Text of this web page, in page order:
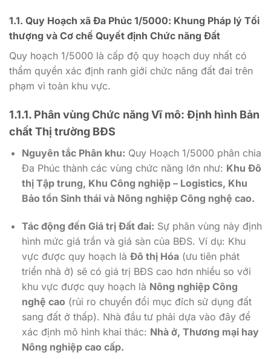
1.1. Quy Hoạch xã Đa Phúc 1/5000: Khung Pháp lý Tối
thượng và Cơ chế Quyết định Chức năng Đất
Quy hoạch 1/5000 là cấp độ quy hoạch duy nhất có
thẩm quyền xác định ranh giới chức năng đất đai trên
phạm vi toàn khu vực.
1.1.1. Phân vùng Chức năng Vĩ mô: Định hình Bản
chất Thị trường BĐS
Nguyên tắc Phân khu: Quy Hoạch 1/5000 phân chia
Đa Phúc thành các vùng chức năng lớn như: Khu Đô
thị Tập trung, Khu Công nghiệp – Logistics, Khu
Bảo tồn Sinh thái và Nông nghiệp Công nghệ cao.
Tác động đến Giá trị Đất đai: Sự phân vùng này định
hình mức giá trần và giá sàn của BĐS. Ví dụ: Khu
vực được quy hoạch là Đô thị Hóa(ưu tiên phát
triển nhà ở) sẽ có giá trị BĐS cao hơn nhiều so với
khu vực được quy hoạch là Nông nghiệp Công
nghệ cao (rủi ro chuyển đổi mục đích sử dụng đất
sang đất ở thấp). Nhà đầu tư phải dựa vào đây để
xác định mô hình khai thác: Nhà ở, Thương mại hay
Nông nghiệp cao cấp.